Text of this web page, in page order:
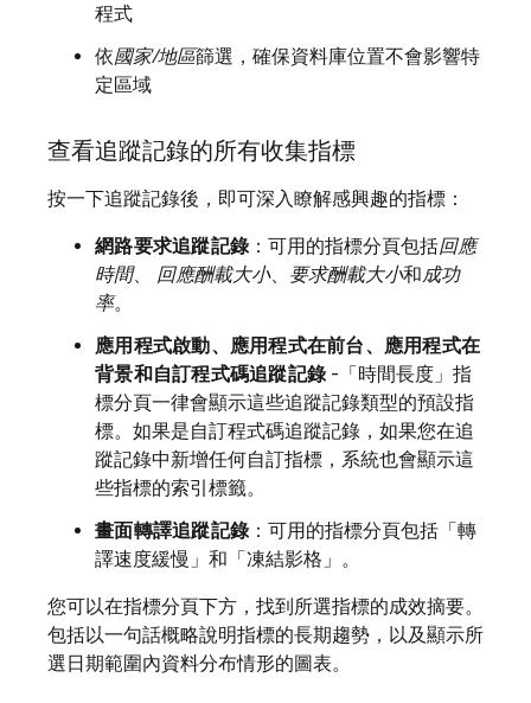
程式
依國家/地區篩選，確保資料庫位置不會影響特
定區域
查看追蹤記錄的所有收集指標
按一下追蹤記錄後，即可深入瞭解感興趣的指標：
網路要求追蹤記錄：可用的指標分頁包括回應
時間、 回應酬載大小、 要求酬載大小和成功
率。
應用程式啟動、應用程式在前台、應用程式在
背景和自訂程式碼追蹤記錄-「時間長度」 指
標分頁一律會顯示這些追蹤記錄類型的預設指
標。如果是自訂程式碼追蹤記錄，如果您在追
蹤記錄中新增任何自訂指標，系統也會顯示這
些指標的索引標籤。
畫面轉譯追蹤記錄：可用的指標分頁包括「轉
譯速度緩慢」 和「凍結影格」 。
您可以在指標分頁下方，找到所選指標的成效摘要。
包括以一句話概略說明指標的長期趨勢，以及顯示所
選日期範圍內資料分布情形的圖表。